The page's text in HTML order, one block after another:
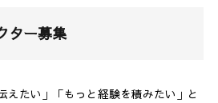
ター募集
えたい」「もっと経験を積みたい」と